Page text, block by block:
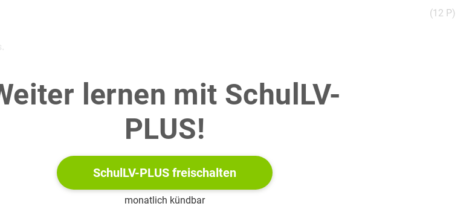
(12 P)
e du collège partenaire de Perpignan vient vous voir. Tu lui écris un e-mail.
programme du week-end.lernen mit SchulLV-
PLUS!
SchulLV-PLUS freischalten
monatlich kündbar